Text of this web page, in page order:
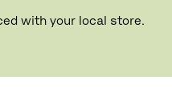
with your local store.